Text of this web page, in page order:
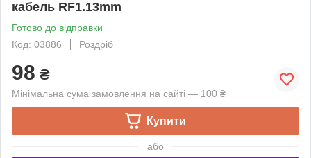
кабель RF1.13mm
Готово до відправки
Код: 03886
Роздріб
98 ₴
Мінімальна сума замовлення на сайті — 100 ₴
Купити
або